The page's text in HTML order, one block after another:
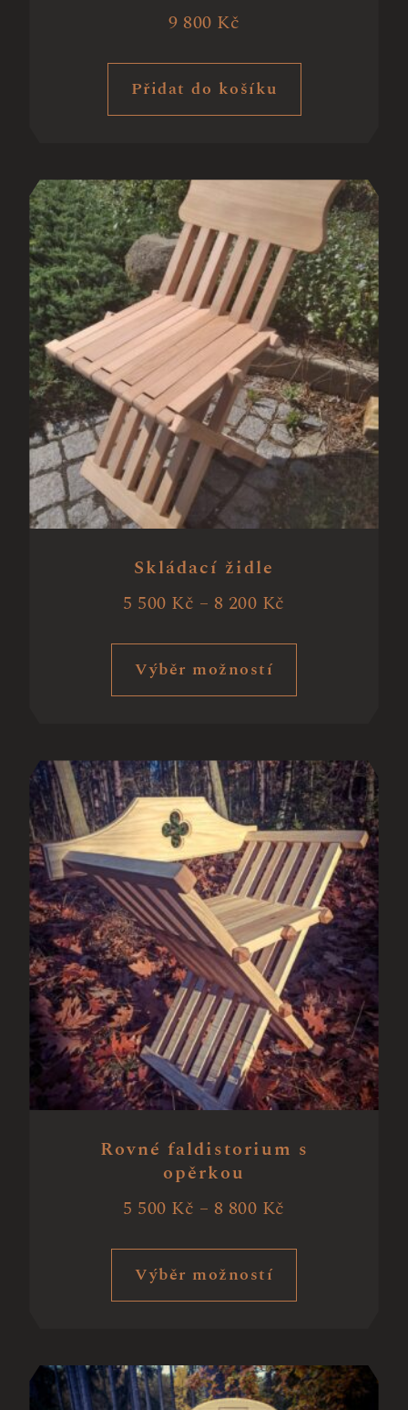
9 800 Kč
Přidat do košíku
Skládací židle
5 500 Kč – 8 200 Kč
Výběr možností
Rovné faldistorium s
opěrkou
5 500 Kč – 8 800 Kč
Výběr možností